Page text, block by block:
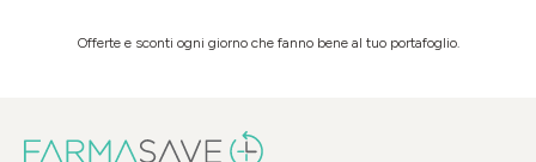
Offerte e sconti ogni giorno che fanno bene al tuo portafoglio.